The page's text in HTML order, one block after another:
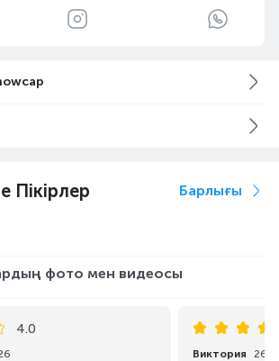
Пікірлер Барлығы
фото мен видеосы
4.0
Виктория